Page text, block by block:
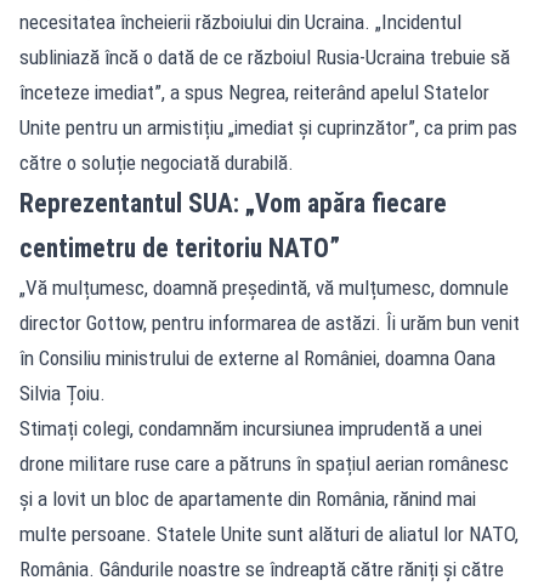
necesitatea încheierii războiului din Ucraina. „Incidentul
subliniază încă o dată de ce războiul Rusia-Ucraina trebuie să
înceteze imediat”, a spus Negrea, reiterând apelul Statelor
Unite pentru un armistițiu „imediat și cuprinzător”, ca prim pas
către o soluție negociată durabilă.
Reprezentantul SUA: „Vom apăra fiecare
centimetru de teritoriu NATO”
„Vă mulțumesc, doamnă președintă, vă mulțumesc, domnule
director Gottow, pentru informarea de astăzi. Îi urăm bun venit
în Consiliu ministrului de externe al României, doamna Oana
Silvia Țoiu.
Stimați colegi, condamnăm incursiunea imprudentă a unei
drone militare ruse care a pătruns în spațiul aerian românesc
și a lovit un bloc de apartamente din România, rănind mai
multe persoane. Statele Unite sunt alături de aliatul lor NATO,
România. Gândurile noastre se îndreaptă către răniți și către